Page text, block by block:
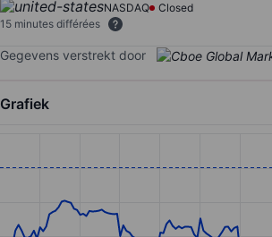
NASDAQ
Closed
15 minutes différées
Gegevens verstrekt door
Grafiek
The chart has 1 X axis displaying
The chart has 1 Y axis displaying